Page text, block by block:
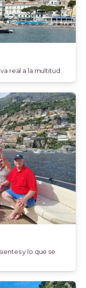
real a la multitud
y lo que se